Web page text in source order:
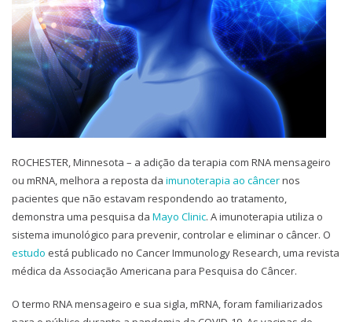
ROCHESTER, Minnesota – a adição da terapia com RNA mensageiro
ou mRNA, melhora a reposta da imunoterapia ao câncernos
pacientes que não estavam respondendo ao tratamento,
demonstra uma pesquisa da Mayo Clinic. A imunoterapia utiliza o
sistema imunológico para prevenir, controlar e eliminar o câncer. O
estudo está publicado no Cancer Immunology Research, uma revista
médica da Associação Americana para Pesquisa do Câncer.
O termo RNA mensageiro e sua sigla, mRNA, foram familiarizados